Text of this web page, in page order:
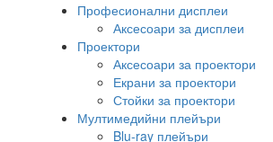
Професионални дисплеи
Аксесоари за дисплеи
Проектори
Аксесоари за проектори
Екрани за проектори
Стойки за проектори
Мултимедийни плейъри
Blu-ray плейъри